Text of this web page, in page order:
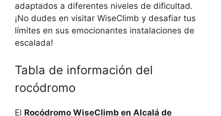
adaptados a diferentes niveles de dificultad.
¡No dudes en visitar WiseClimb y desafiar tus
límites en sus emocionantes instalaciones de
escalada!
Tabla de información del
rocódromo
El Rocódromo WiseClimb en Alcalá de